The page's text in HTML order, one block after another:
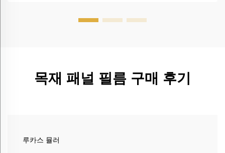
목재 패널 필름 구매 후기
루카스 뮬러